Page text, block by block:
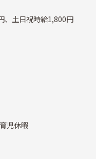
、土日祝時給1,800円
児休暇